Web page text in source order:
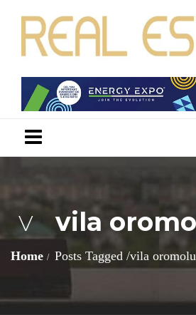
V vila
Home Posts Tagged /vila